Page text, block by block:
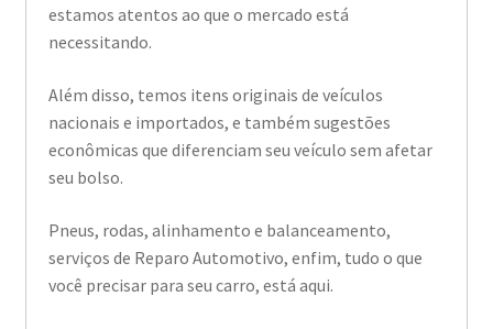
estamos atentos ao que o mercado está
necessitando.
Além disso, temos itens originais de veículos
nacionais e importados, e também sugestões
econômicas que diferenciam seu veículo sem afetar
seu bolso.
Pneus, rodas, alinhamento e balanceamento,
serviços de Reparo Automotivo, enfim, tudo o que
você precisar para seu carro, está aqui.